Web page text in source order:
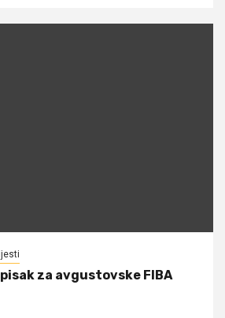
za avgustovske FIBA